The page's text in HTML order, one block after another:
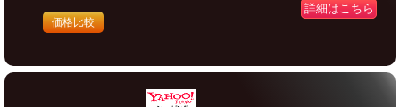
価格比較
詳細はこちら